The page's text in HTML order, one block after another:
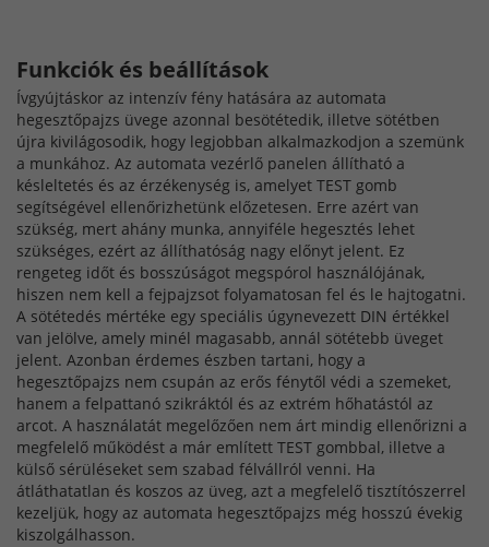
Funkciók és beállítások
Ívgyújtáskor az intenzív fény hatására az automata
hegesztőpajzs üvege azonnal besötétedik, illetve sötétben
újra kivilágosodik, hogy legjobban alkalmazkodjon a szemünk
a munkához. Az automata vezérlő panelen állítható a
késleltetés és az érzékenység is, amelyet TEST gomb
segítségével ellenőrizhetünk előzetesen. Erre azért van
szükség, mert ahány munka, annyiféle hegesztés lehet
szükséges, ezért az állíthatóság nagy előnyt jelent. Ez
rengeteg időt és bosszúságot megspórol használójának,
hiszen nem kell a fejpajzsot folyamatosan fel és le hajtogatni.
A sötétedés mértéke egy speciális úgynevezett DIN értékkel
van jelölve, amely minél magasabb, annál sötétebb üveget
jelent. Azonban érdemes észben tartani, hogy a
hegesztőpajzs nem csupán az erős fénytől védi a szemeket,
hanem a felpattanó szikráktól és az extrém hőhatástól az
arcot. A használatát megelőzően nem árt mindig ellenőrizni a
megfelelő működést a már említett TEST gombbal, illetve a
külső sérüléseket sem szabad félvállról venni. Ha
átláthatatlan és koszos az üveg, azt a megfelelő tisztítószerrel
kezeljük, hogy az automata hegesztőpajzs még hosszú évekig
kiszolgálhasson.